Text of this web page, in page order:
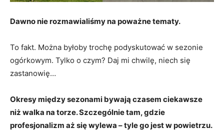
Dawno nie rozmawialiśmy na poważne tematy.
To fakt. Można byłoby trochę podyskutować w sezonie
ogórkowym. Tylko o czym? Daj mi chwilę, niech się
zastanowię…
Okresy między sezonami bywają czasem ciekawsze
niż walka na torze. Szczególnie tam, gdzie
profesjonalizm aż się wylewa – tyle go jest w powietrzu.